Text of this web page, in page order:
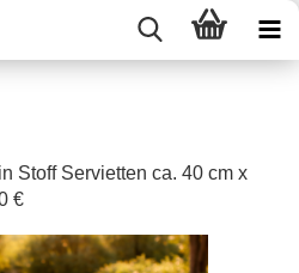
Stoff Servietten ca. 40 cm x
€